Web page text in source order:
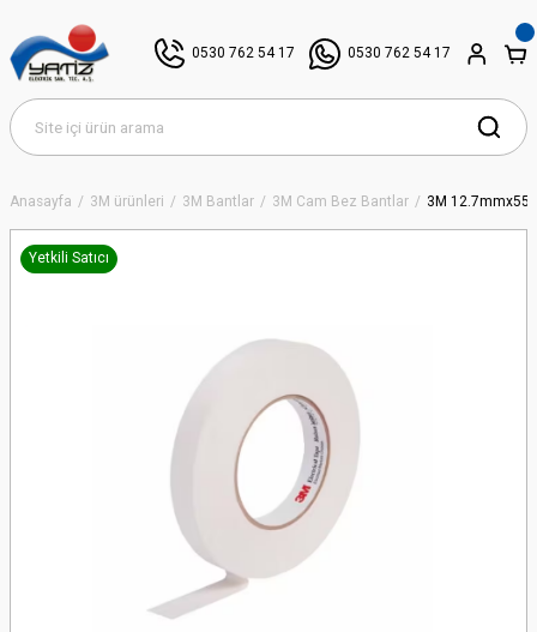
0530 762 54 17 0530 762 54 17
Anasayfa 3M ürünleri 3M Bantlar 3M Cam Bez Bantlar 3M
Yetkili Satıcı